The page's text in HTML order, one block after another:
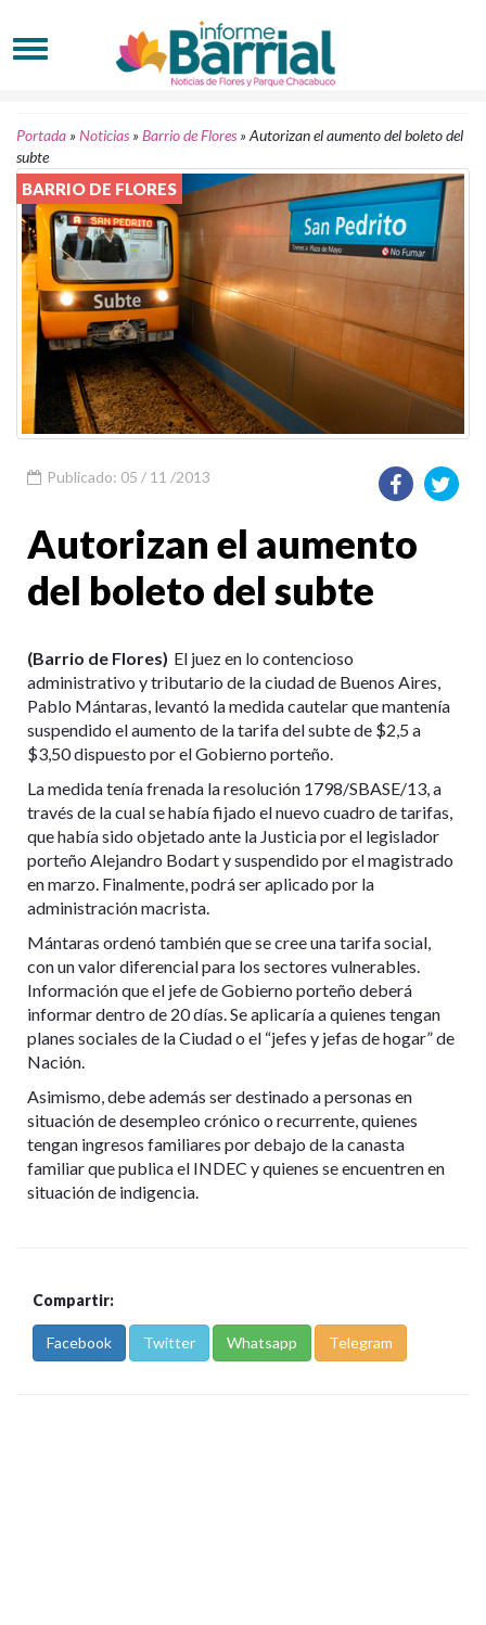
Portada »Noticias »Barrio de Flores »Autorizan el aumento del boleto del
subte
BARRIO DE FLORES
Publicado: 05 / 11 /2013
Autorizan el aumento
del boleto del subte
(Barrio de Flores) El juez en lo contencioso
administrativo y tributario de la ciudad de Buenos Aires,
Pablo Mántaras, levantó la medida cautelar que mantenía
suspendido el aumento de la tarifa del subte de $2,5 a
$3,50 dispuesto por el Gobierno porteño.
La medida tenía frenada la resolución 1798/SBASE/13, a
través de la cual se había fijado el nuevo cuadro de tarifas,
que había sido objetado ante la Justicia por el legislador
porteño Alejandro Bodart y suspendido por el magistrado
en marzo. Finalmente, podrá ser aplicado por la
administración macrista.
Mántaras ordenó también que se cree una tarifa social,
con un valor diferencial para los sectores vulnerables.
Información que el jefe de Gobierno porteño deberá
informar dentro de 20 días. Se aplicaría a quienes tengan
planes sociales de la Ciudad o el “jefes y jefas de hogar” de
Nación.
Asimismo, debe además ser destinado a personas en
situación de desempleo crónico o recurrente, quienes
tengan ingresos familiares por debajo de la canasta
familiar que publica el INDEC y quienes se encuentren en
situación de indigencia.
Compartir:
Facebook Twitter Whatsapp Telegram